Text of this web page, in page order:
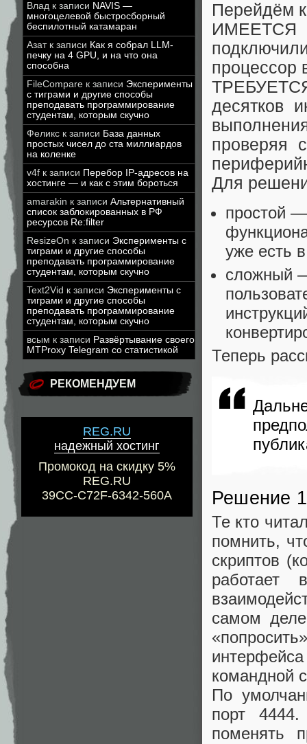
Влад к записи NAVIS —
многоцелевой быстросборный
беспилотный катамаран
Азатк записи Как я собрал LLM-
печку на 4 GPU, и на что она
способна
FileCompare к записи Эксперименты
с тиграми и другие способы
преподавать программирование
студентам, которым скучно
Феликс к записи База данных
простых чисел до ста миллиардов
на коленке
v4f к записи Перебор IP-адресов на
хостинге — и как с этим бороться
amarakin к записи Альтернативный
список заблокированных в РФ
ресурсов Re:filter
ResizeOn к записи Эксперименты с
тиграми и другие способы
преподавать программирование
студентам, которым скучно
Text2Vid к записи Эксперименты с
тиграми и другие способы
преподавать программирование
студентам, которым скучно
всым к записи Развёртывание своего
MTProxy Telegram со статистикой
РЕКОМЕНДУЕМ
REG.RU
надежный хостинг
Промокод на скидку 5%
REG.RU
39CC-C72F-6342-560A
Перейдём
процессор
десятков
проверяя
Для
простой
уже есть
сложный
Теперь
Решение
Те кто
помнить,
скриптов
работает
самом
командной
По
порт
поменять